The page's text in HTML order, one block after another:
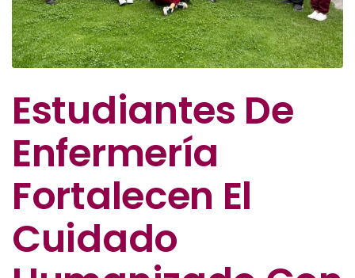
Estudiantes De
Enfermería
Fortalecen El
Cuidado